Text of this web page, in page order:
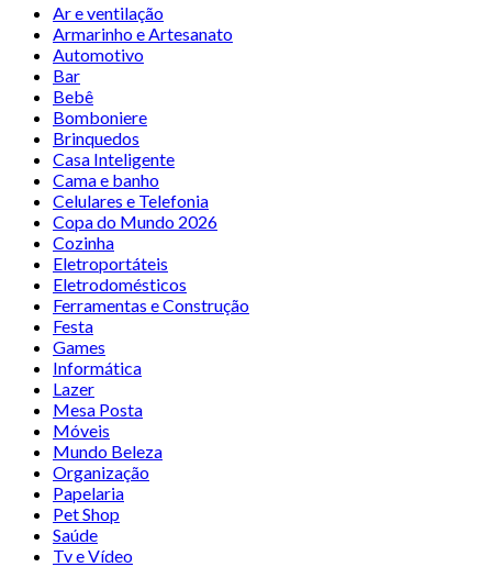
Ar e ventilação
Armarinho e Artesanato
Automotivo
Bar
Bebê
Bomboniere
Brinquedos
Casa Inteligente
Cama e banho
Celulares e Telefonia
Copa do Mundo 2026
Cozinha
Eletroportáteis
Eletrodomésticos
Ferramentas e Construção
Festa
Games
Informática
Lazer
Mesa Posta
Móveis
Mundo Beleza
Organização
Papelaria
Pet Shop
Saúde
Tv e Vídeo